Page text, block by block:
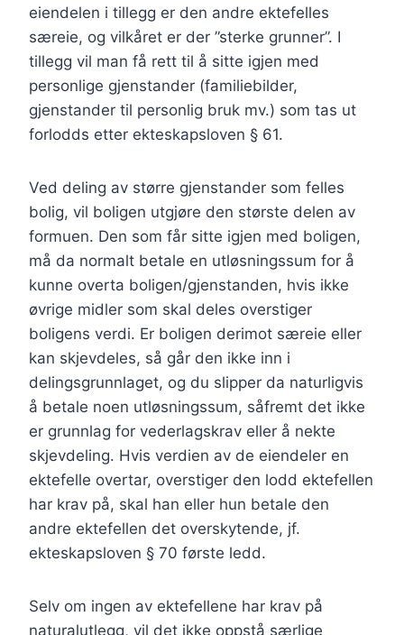
eiendelen i tillegg er den andre ektefelles
særeie, og vilkåret er der ”sterke grunner”. I
tillegg vil man få rett til å sitte igjen med
personlige gjenstander (familiebilder,
gjenstander til personlig bruk mv.) som tas ut
forlodds etter ekteskapsloven § 61.
Ved deling av større gjenstander som felles
bolig, vil boligen utgjøre den største delen av
formuen. Den som får sitte igjen med boligen,
må da normalt betale en utløsningssum for å
kunne overta boligen/gjenstanden, hvis ikke
øvrige midler som skal deles overstiger
boligens verdi. Er boligen derimot særeie eller
kan skjevdeles, så går den ikke inn i
delingsgrunnlaget, og du slipper da naturligvis
å betale noen utløsningssum, såfremt det ikke
er grunnlag for vederlagskrav eller å nekte
skjevdeling. Hvis verdien av de eiendeler en
ektefelle overtar, overstiger den lodd ektefellen
har krav på, skal han eller hun betale den
andre ektefellen det overskytende, jf.
ekteskapsloven § 70 første ledd.
Selv om ingen av ektefellene har krav på
naturalutlegg, vil det ikke oppstå særlige